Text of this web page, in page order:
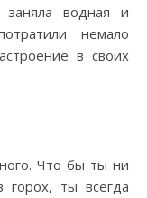
водная и
немало
в своих
Что бы ты ни
ты всегда